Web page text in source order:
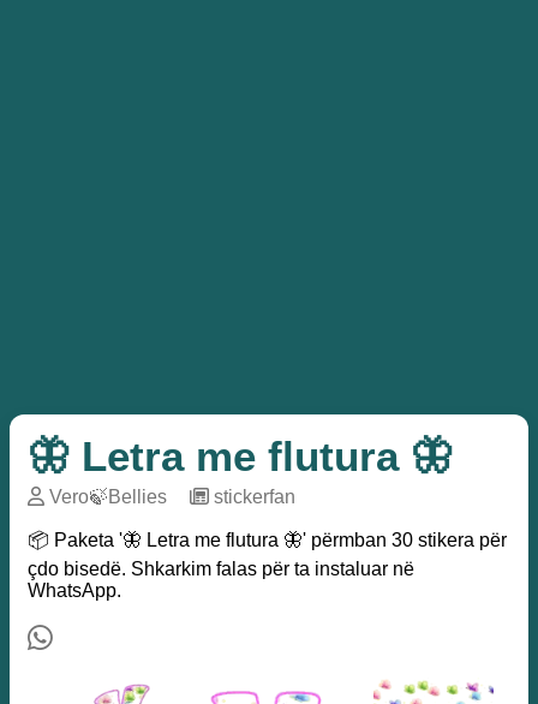
🦋 Letra me flutura 🦋
Vero🍃Bellies stickerfan
📦 Paketa '🦋 Letra me flutura 🦋' përmban 30 stikera për
çdo bisedë. Shkarkim falas për ta instaluar në
WhatsApp.